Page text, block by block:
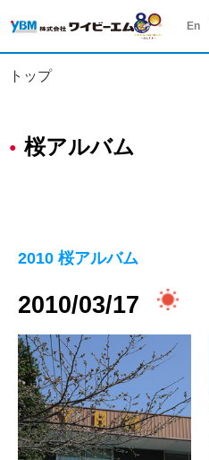
En
トップ
桜アルバム
2010 桜アルバム
2010/03/17